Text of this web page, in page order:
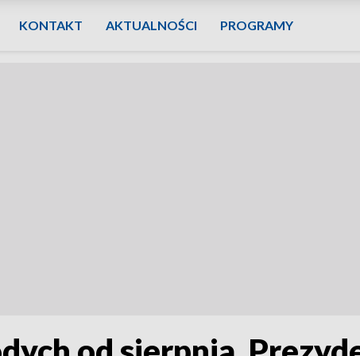
KONTAKT AKTUALNOŚCI PROGRAMY